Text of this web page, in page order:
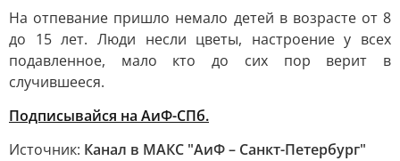
На отпевание пришло немало детей в возрасте от 8
до 15 лет. Люди несли цветы, настроение у всех
подавленное, мало кто до сих пор верит в
случившееся.
Подписывайся на АиФ-СПб.
Источник: Канал в МАКС "АиФ – Санкт-Петербург"